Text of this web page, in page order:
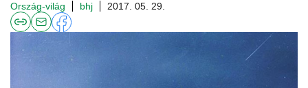
Ország-világ bhj 2017. 05. 29.